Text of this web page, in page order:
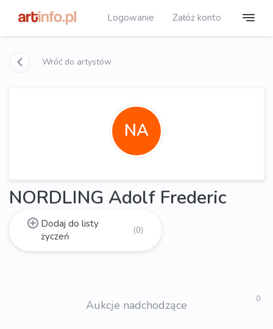
Logowanie Załóż konto
Wróć do artystów
NA
NORDLING Adolf Frederic
Dodaj do listy
życzeń
(0)
Aukcje nadchodzące 0